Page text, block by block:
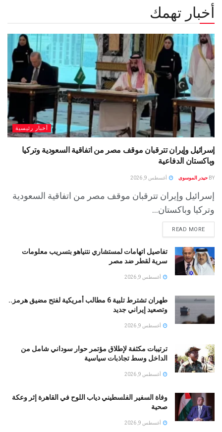
أخبار تهمك
أخبار رئيسية
إسرائيل وإيران تترقبان موقف مصر من اتفاقية السعودية وتركيا
وباكستان الدفاعية
BY حيدر الموسوى أغسطس 9, 2026
إسرائيل وإيران تترقبان موقف مصر من اتفاقية السعودية
وتركيا وباكستان...
READ MORE
تفاصيل اتهامات لمستشاري نتنياهو بتسريب معلومات
سرية لقطر ضد مصر
أغسطس 9, 2026
طهران تشترط تلبية 6 مطالب أمريكية لفتح مضيق هرمز..
وتصعيد إيراني جديد
أغسطس 9, 2026
ترتيبات مكثفة لإطلاق مؤتمر حوار سوداني شامل من
الداخل وسط تجاذبات سياسية
أغسطس 9, 2026
وفاة السفير الفلسطيني دياب اللوح في القاهرة إثر وعكة
صحية
أغسطس 9, 2026